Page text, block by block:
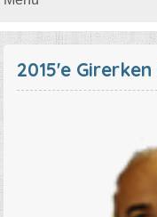
2015'e